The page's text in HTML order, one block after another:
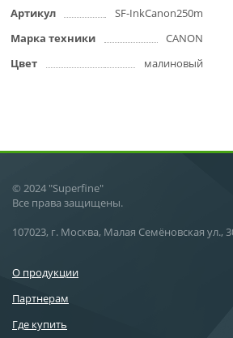
Артикул
SF-InkCanon250m
Марка техники
CANON
Цвет
малиновый
© 2024 "Superfine"
Все права защищены.
107023, г. Москва, Малая Семёновская ул.,
О продукции
Партнерам
Где купить